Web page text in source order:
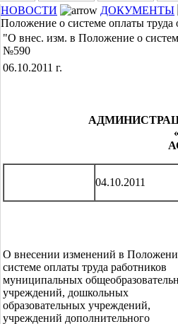
НОВОСТИ
ДОКУМЕНТЫ
Положение о системе оплаты
"О внес. изм. в Положение о
№590
06.10.2011 г.
04.10.2011
О внесении изменений в
системе оплаты труда работников
муниципальных
учреждений, дошкольных
образовательных учреждений,
учреждений дополнительного